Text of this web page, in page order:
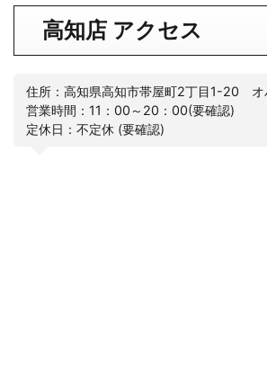
高知店 アクセス
住所：高知県高知市帯屋町2丁目1-20 オ
営業時間：11：00～20：00(要確認)
定休日：不定休 (要確認)